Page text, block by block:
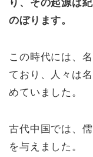
り、その起源は
のぼります。
この時代には、
ており、人々は
めていました。
古代中国では、
を与えました。